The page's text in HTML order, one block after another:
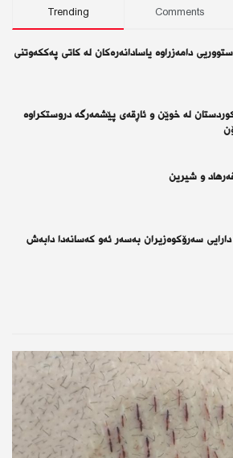
Trending Comments
دامەزراوە یاسادانەرەكان لە كاتی پەككەوتنی
لە خوێن و ئاڕقەی پێشمەرگە دروستكراوە
و شیرین
سەرۆکوەزیران بەسەر ئەو كەسانەدا دابەش